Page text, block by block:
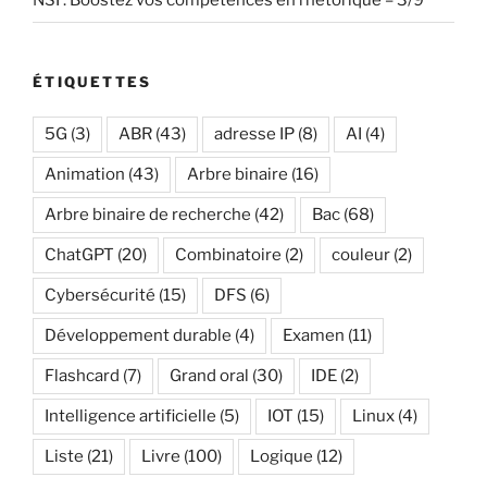
ÉTIQUETTES
5G (3) ABR (43) adresse IP (8) AI (4)
Animation (43) Arbre binaire (16)
Arbre binaire de recherche (42) Bac (68)
ChatGPT (20) Combinatoire (2) couleur (2)
Cybersécurité (15) DFS (6)
Développement durable (4) Examen (11)
Flashcard (7) Grand oral (30) IDE (2)
Intelligence artificielle (5) IOT (15) Linux (4)
Liste (21) Livre (100) Logique (12)